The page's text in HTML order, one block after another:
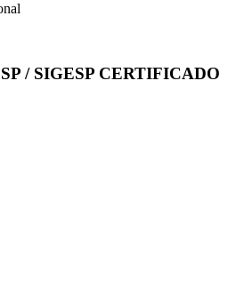
/ SIGESP CERTIFICADO